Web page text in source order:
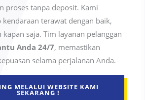
proses tanpa deposit. Kami
terawat dengan baik,
kapan saja. Tim layanan pelanggan
Anda 24/7, memastikan
selama perjalanan Anda.
MELALUI WEBSITE KAMI
SEKARANG !